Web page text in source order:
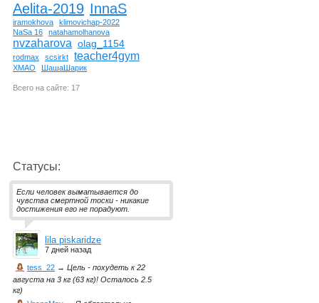
Aelita-2019 InnaS
iramokhova
klimovichap-2022
NaSa 16
natahamolhanova
nvzaharova olag_1154
rodmax scsirkt teacher4gym
ХМАО ШашаШарик
Всего на сайте: 17
Статусы:
Если человек выматывается до
чувства смертной тоски - никакие
достижения его не порадуют.
lila piskaridze
7 дней назад
tess_22 → Цель - похудеть к 22
августа на 3 кг (63 кг)! Осталось 2.5
кг)